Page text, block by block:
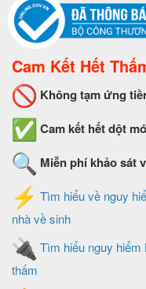
Cam Kết Hết
Không tạm ứng
Cam kết hết dột
Miễn phí khảo sát
Tìm hiểu về nguy
nhà về sinh
Tìm hiểu nguy
thấm